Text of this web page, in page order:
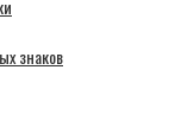
знаков